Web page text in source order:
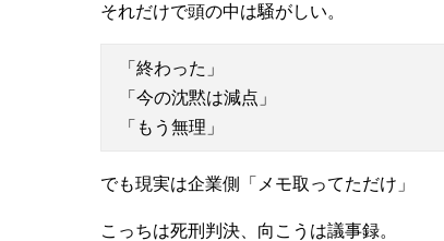
それだけで頭の中は騒がしい。
「終わった」
「今の沈黙は減点」
「もう無理」
でも現実は企業側「メモ取ってただけ」
こっちは死刑判決、向こうは議事録。